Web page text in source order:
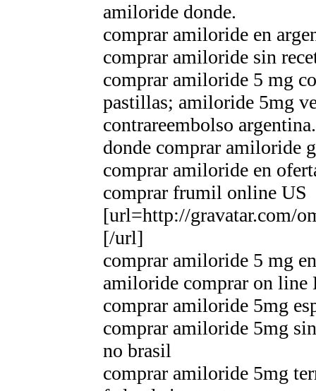
amiloride donde.
comprar amiloride en
comprar amiloride sin
comprar amiloride 5 mg
pastillas; amiloride 5mg
contrareembolso argentina.
donde comprar amiloride
comprar amiloride en
comprar frumil online US
[url=http://gravatar.com/
[/url]
comprar amiloride 5 mg
amiloride comprar on line
comprar amiloride 5mg
comprar amiloride 5mg
no brasil
comprar amiloride 5mg